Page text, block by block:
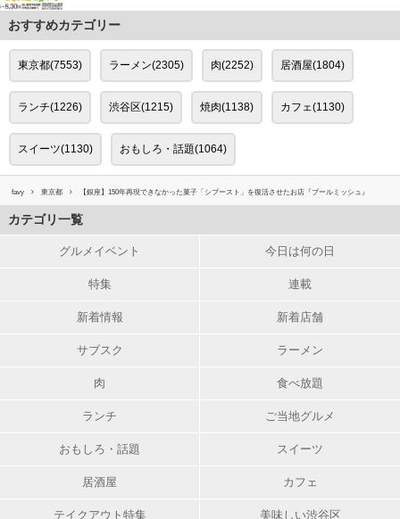
おすすめカテゴリー
東京都(7553) ラーメン(2305) 肉(2252) 居酒屋(1804)
ランチ(1226) 渋谷区(1215) 焼肉(1138) カフェ(1130)
スイーツ(1130) おもしろ・話題(1064)
favy 東京都 【銀座】150年再現できなかった菓子「シブースト」を復活させたお店『ブールミッシュ』
カテゴリ一覧
グルメイベント 今日は何の日
特集 連載
新着情報 新着店舗
サブスク ラーメン
肉 食べ放題
ランチ ご当地グルメ
おもしろ・話題 スイーツ
居酒屋 カフェ
テイクアウト特集 美味しい渋谷区